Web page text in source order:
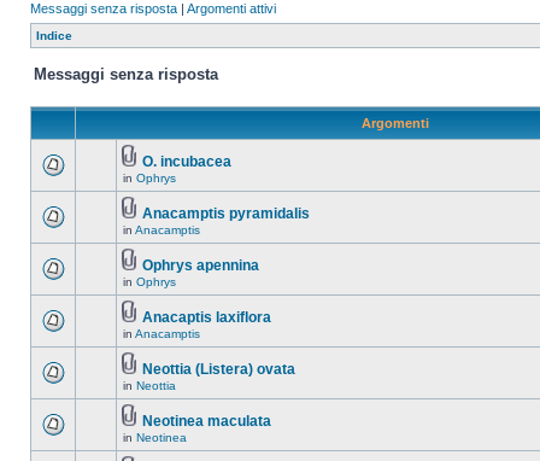
Messaggi senza risposta | Argomenti attivi
Indice
Messaggi senza risposta
Argomenti
O. incubacea
in Ophrys
Anacamptis pyramidalis
in Anacamptis
Ophrys apennina
in Ophrys
Anacaptis laxiflora
in Anacamptis
Neottia (Listera) ovata
in Neottia
Neotinea maculata
in Neotinea